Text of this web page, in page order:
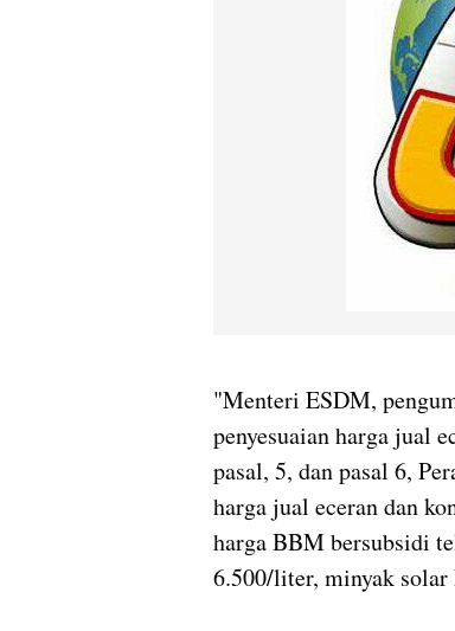
"Menteri ESDM,
penyesuaian harga jual
pasal, 5, dan pasal 6,
harga jual eceran dan
harga BBM bersubsidi
6.500/liter, minyak